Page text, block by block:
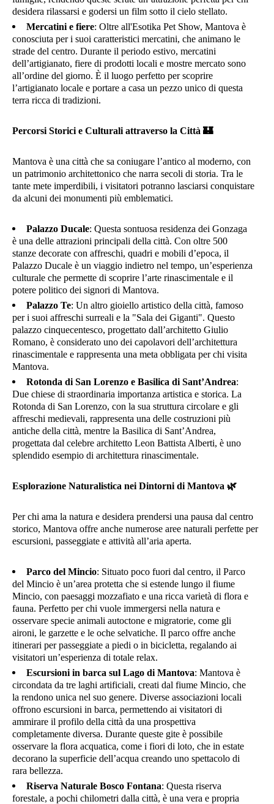
desidera rilassarsi e godersi un film sotto il cielo stellato.
Mercatini e fiere: Oltre all'Esotika Pet Show, Mantova è
conosciuta per i suoi caratteristici mercatini, che animano le
strade del centro. Durante il periodo estivo, mercatini
dell’artigianato, fiere di prodotti locali e mostre mercato sono
all’ordine del giorno. È il luogo perfetto per scoprire
l’artigianato locale e portare a casa un pezzo unico di questa
terra ricca di tradizioni.
Percorsi Storici e Culturali attraverso la Città 🏰
Mantova è una città che sa coniugare l’antico al moderno, con
un patrimonio architettonico che narra secoli di storia. Tra le
tante mete imperdibili, i visitatori potranno lasciarsi conquistare
da alcuni dei monumenti più emblematici.
Palazzo Ducale: Questa sontuosa residenza dei Gonzaga
è una delle attrazioni principali della città. Con oltre 500
stanze decorate con affreschi, quadri e mobili d’epoca, il
Palazzo Ducale è un viaggio indietro nel tempo, un’esperienza
culturale che permette di scoprire l’arte rinascimentale e il
potere politico dei signori di Mantova.
Palazzo Te: Un altro gioiello artistico della città, famoso
per i suoi affreschi surreali e la "Sala dei Giganti". Questo
palazzo cinquecentesco, progettato dall’architetto Giulio
Romano, è considerato uno dei capolavori dell’architettura
rinascimentale e rappresenta una meta obbligata per chi visita
Mantova.
Rotonda di San Lorenzo e Basilica di Sant’Andrea:
Due chiese di straordinaria importanza artistica e storica. La
Rotonda di San Lorenzo, con la sua struttura circolare e gli
affreschi medievali, rappresenta una delle costruzioni più
antiche della città, mentre la Basilica di Sant’Andrea,
progettata dal celebre architetto Leon Battista Alberti, è uno
splendido esempio di architettura rinascimentale.
Esplorazione Naturalistica nei Dintorni di Mantova 🌿
Per chi ama la natura e desidera prendersi una pausa dal centro
storico, Mantova offre anche numerose aree naturali perfette per
escursioni, passeggiate e attività all’aria aperta.
Parco del Mincio: Situato poco fuori dal centro, il Parco
del Mincio è un’area protetta che si estende lungo il fiume
Mincio, con paesaggi mozzafiato e una ricca varietà di flora e
fauna. Perfetto per chi vuole immergersi nella natura e
osservare specie animali autoctone e migratorie, come gli
aironi, le garzette e le oche selvatiche. Il parco offre anche
itinerari per passeggiate a piedi o in bicicletta, regalando ai
visitatori un’esperienza di totale relax.
Escursioni in barca sul Lago di Mantova: Mantova è
circondata da tre laghi artificiali, creati dal fiume Mincio, che
la rendono unica nel suo genere. Diverse associazioni locali
offrono escursioni in barca, permettendo ai visitatori di
ammirare il profilo della città da una prospettiva
completamente diversa. Durante queste gite è possibile
osservare la flora acquatica, come i fiori di loto, che in estate
decorano la superficie dell’acqua creando uno spettacolo di
rara bellezza.
Riserva Naturale Bosco Fontana: Questa riserva
forestale, a pochi chilometri dalla città, è una vera e propria